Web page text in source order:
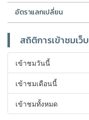
อัตราแลกเปลี่ยน
สถิติการเข้าชมเว็บ
เข้าชมวันนี้
เข้าชมเดือนนี้
เข้าชมทั้งหมด